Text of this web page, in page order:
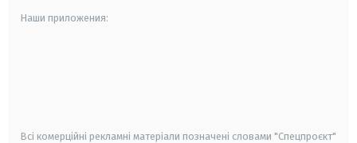
Наши приложения:
Всі комерційні рекламні матеріали позначені словами "Спецпроєкт"